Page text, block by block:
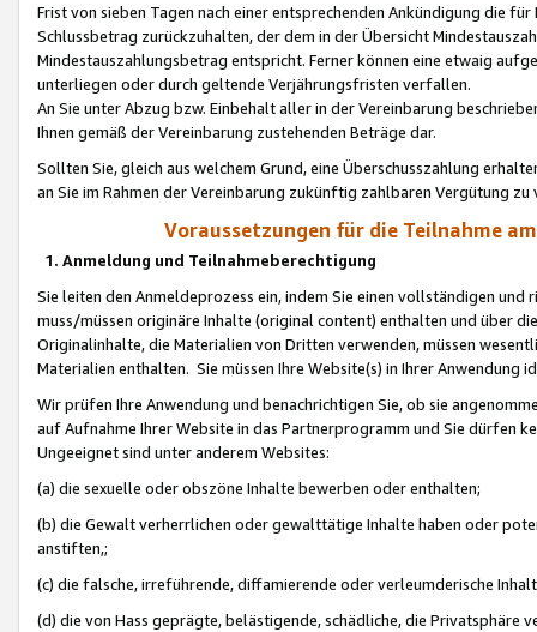
Frist von sieben Tagen nach einer entsprechenden Ankündigung die
Schlussbetrag zurückzuhalten, der dem in der Übersicht
Mindestauszahlungsbetrag entspricht. Ferner können eine etwaig
unterliegen oder durch geltende Verjährungsfristen verfallen.
An Sie unter Abzug bzw. Einbehalt aller in der Vereinbarung
Ihnen gemäß der Vereinbarung zustehenden Beträge dar.
Sollten Sie, gleich aus welchem Grund, eine Überschusszahlung
an Sie im Rahmen der Vereinbarung zukünftig zahlbaren Vergütung zu
Voraussetzungen für die Teilnahme
1. Anmeldung und Teilnahmeberechtigung
Sie leiten den Anmeldeprozess ein, indem Sie einen vollständigen
muss/müssen originäre Inhalte (original content) enthalten und über
Originalinhalte, die Materialien von Dritten verwenden, müssen
Materialien enthalten. Sie müssen Ihre Website(s) in Ihrer Anwendung
Wir prüfen Ihre Anwendung und benachrichtigen Sie, ob sie
auf Aufnahme Ihrer Website in das Partnerprogramm und Sie dürfen
Ungeeignet sind unter anderem Websites:
(a) die sexuelle oder obszöne Inhalte bewerben oder enthalten;
(b) die Gewalt verherrlichen oder gewalttätige Inhalte haben oder
anstiften,;
(c) die falsche, irreführende, diffamierende oder verleumderische
(d) die von Hass geprägte, belästigende, schädliche, die Privatsphäre